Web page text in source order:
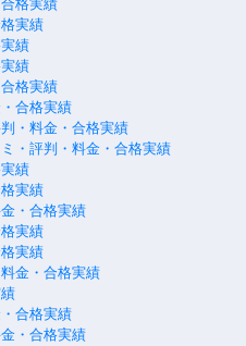
格実績
実績
績
績
格実績
合格実績
・料金・合格実績
・評判・料金・合格実績
績
実績
・合格実績
実績
実績
金・合格実績
合格実績
・合格実績